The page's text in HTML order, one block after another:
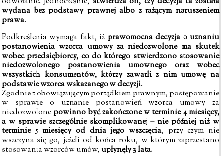
wydana bez podstawy prawnej albo z rażącym naruszeniem
prawa.
Podkreślenia wymaga fakt, iż prawomocna decyzja o uznaniu
postanowienia wzorca umowy za niedozwolone ma skutek
wobec przedsiębiorcy, co do którego stwierdzono stosowanie
niedozwolonego postanowienia umownego oraz wobec
wszystkich konsumentów, którzy zawarli z nim umowę na
podstawie wzorca wskazanego w decyzji.
Zgodnie z obowiązującym porządkiem prawnym, postępowanie
w sprawie o uznanie postanowień wzorca umowy za
niedozwolonepowinno być zakończone w terminie 4 miesięcy,
a w sprawie szczególnie skomplikowanej – nie później niż w
terminie 5 miesięcy od dnia jego wszczęcia, przy czym nie
wszczyna się go, jeżeli od końca roku, w którym zaprzestano
stosowania wzorców umów, upłynęły 3 lata.